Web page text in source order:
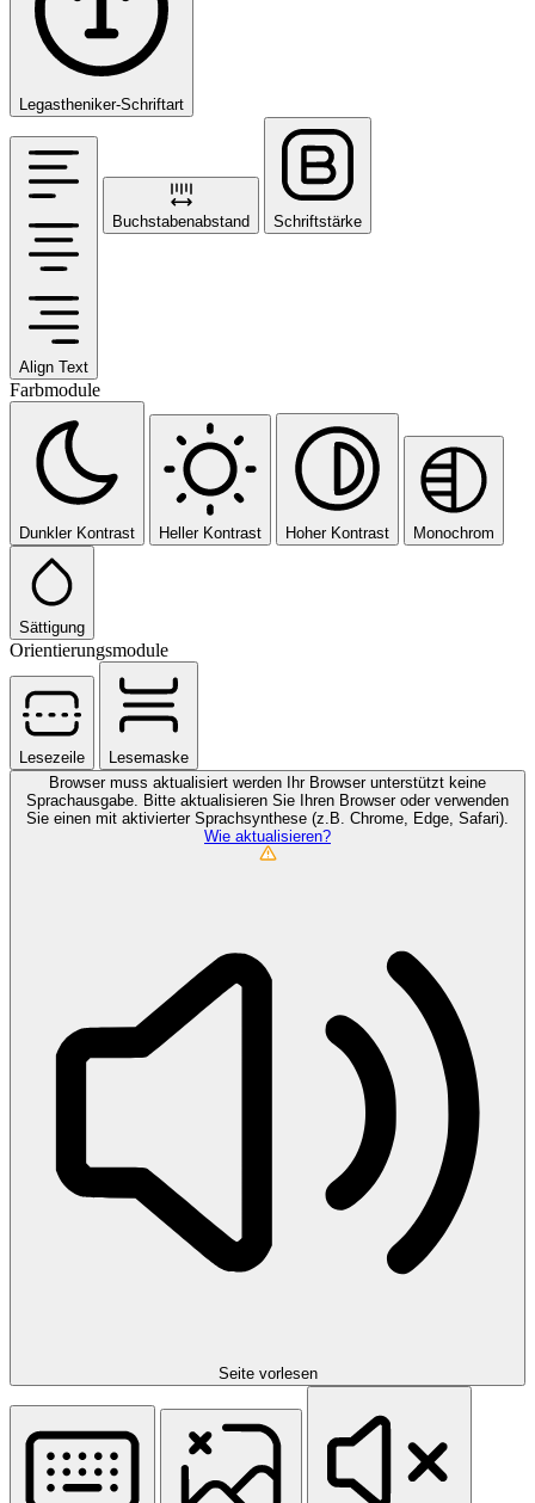
Legastheniker-Schriftart
Align Text
Buchstabenabstand Schriftstärke
Farbmodule
Dunkler Kontrast Heller Kontrast Hoher Kontrast Monochrom
Sättigung
Orientierungsmodule
Lesezeile
Lesemaske
Browser muss aktualisiert werden
Ihr Browser unterstützt keine
Sprachausgabe. Bitte aktualisieren Sie Ihren Browser oder verwenden
Sie einen mit aktivierter Sprachsynthese (z.B. Chrome, Edge, Safari).
Wie aktualisieren?
Seite vorlesen